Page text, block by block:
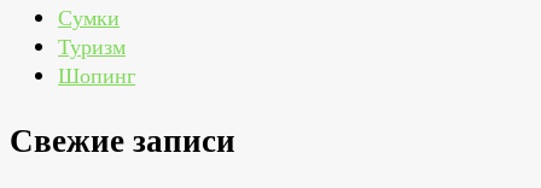
Сумки
Туризм
Шопинг
Свежие записи